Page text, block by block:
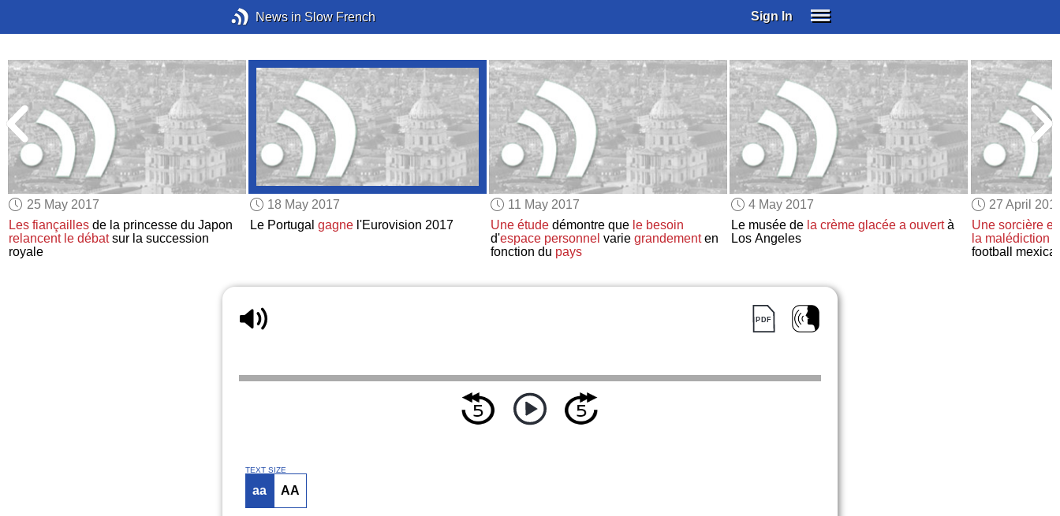
News in Slow French Sign In
SUBSCRIBE
EDUCATIONAL LICENSES
GIFT CARDS
OTHER LANGUAGES
ABOUT US
ALEXA
ADJUST COLORS
25 May 2017
Les fiançailles de la princesse du Japon
relancent le débatsur la succession
royale
18 May 2017
Le Portugal gagnel'Eurovision 2017
11 May 2017
Une étudedémontre que le besoin
d'espace personnel varie grandementen
fonction du pays
4 May 2017
Le musée de la crème glacée a ouvertà
Los Angeles
27 April
Une sorcière
la malédiction
football
TEXT SIZE
aa AA